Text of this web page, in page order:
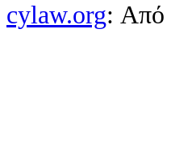
cylaw.org: Από